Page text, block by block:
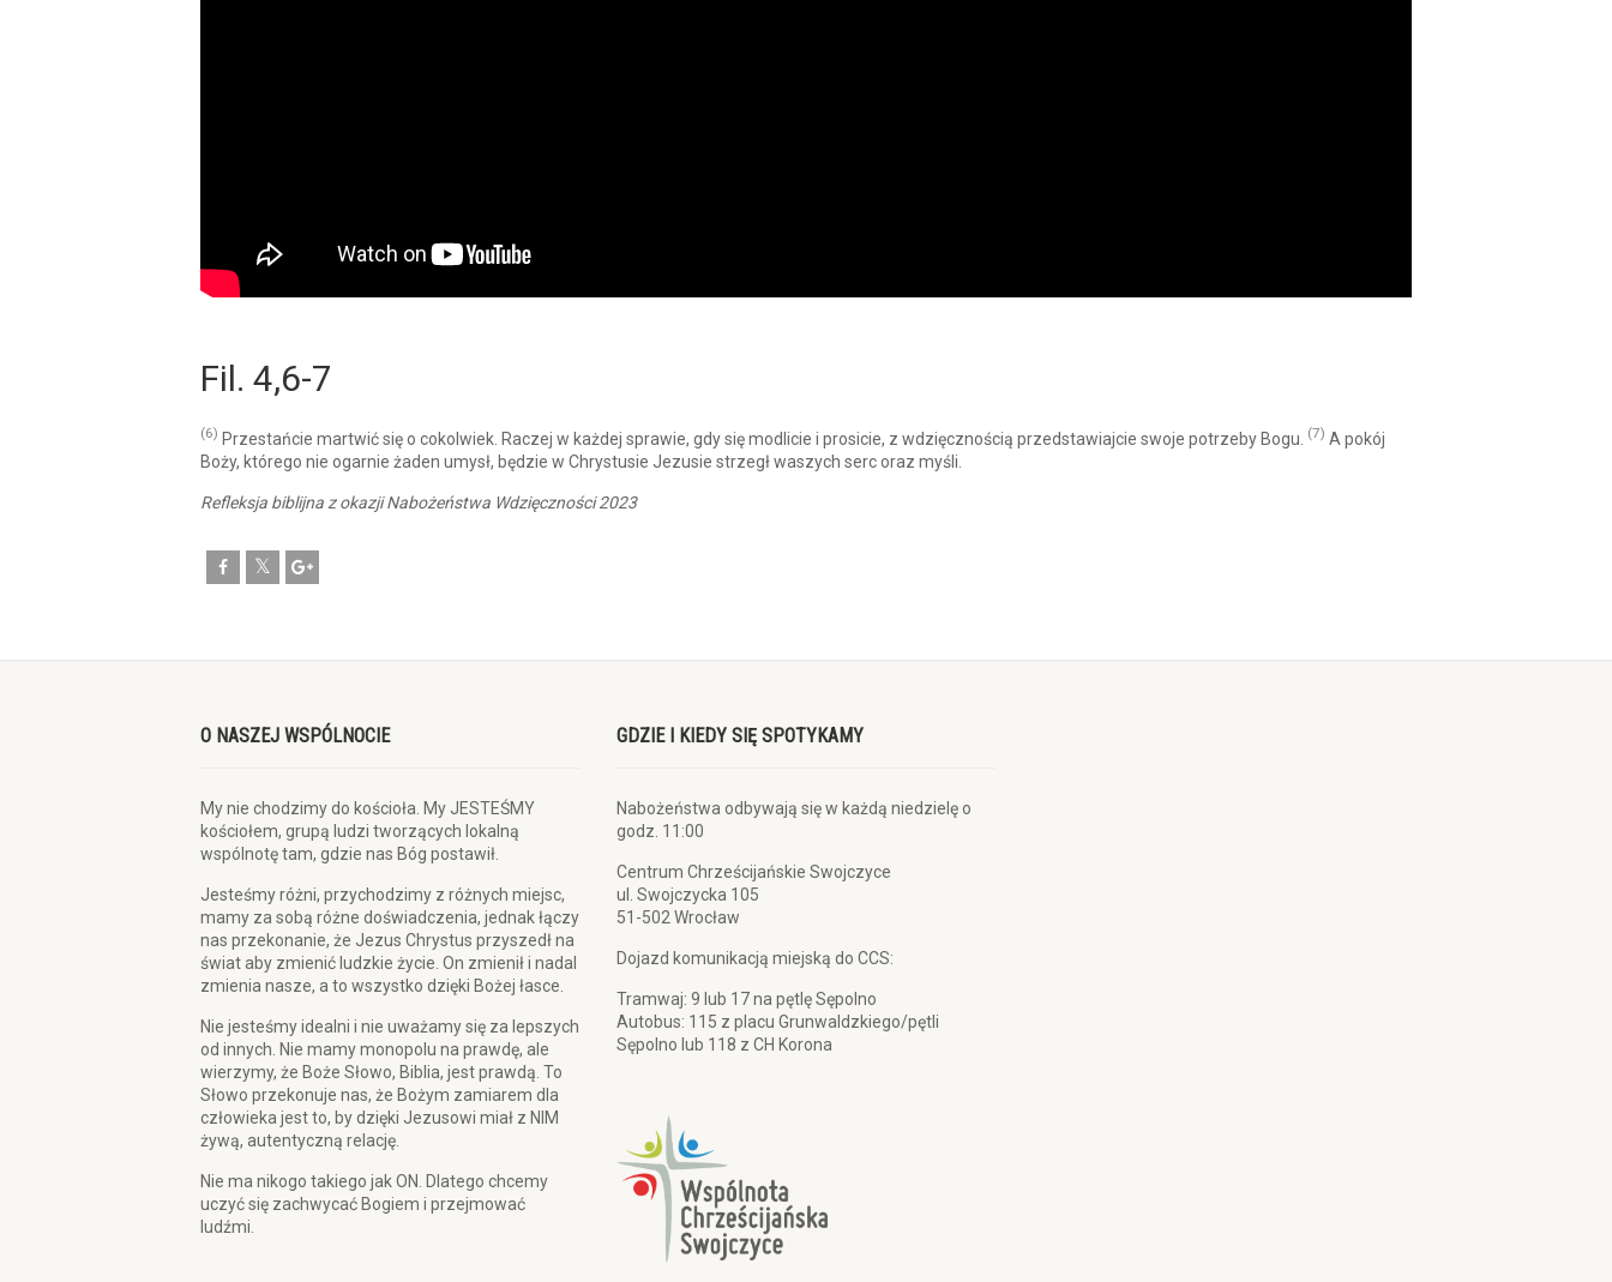
Fil. 4,6-7
(6) Przestańcie martwić się o cokolwiek. Raczej w każdej sprawie, gdy się modlicie i prosicie, z wdzięcznością przedstawiajcie swoje potrzeby Bogu. (7) A pokój
Boży, którego nie ogarnie żaden umysł, będzie w Chrystusie Jezusie strzegł waszych serc oraz myśli.
Refleksja biblijna z okazji Nabożeństwa Wdzięczności 2023
O NASZEJ WSPÓLNOCIE
My nie chodzimy do kościoła. My JESTEŚMY
kościołem, grupą ludzi tworzących lokalną
wspólnotę tam, gdzie nas Bóg postawił.
Jesteśmy różni, przychodzimy z różnych miejsc,
mamy za sobą różne doświadczenia, jednak łączy
nas przekonanie, że Jezus Chrystus przyszedł na
świat aby zmienić ludzkie życie. On zmienił i nadal
zmienia nasze, a to wszystko dzięki Bożej łasce.
Nie jesteśmy idealni i nie uważamy się za lepszych
od innych. Nie mamy monopolu na prawdę, ale
wierzymy, że Boże Słowo, Biblia, jest prawdą. To
Słowo przekonuje nas, że Bożym zamiarem dla
człowieka jest to, by dzięki Jezusowi miał z NIM
żywą, autentyczną relację.
Nie ma nikogo takiego jak ON. Dlatego chcemy
uczyć się zachwycać Bogiem i przejmować
ludźmi.
GDZIE I KIEDY SIĘ SPOTYKAMY
Nabożeństwa odbywają się w każdą niedzielę o
godz. 11:00
Centrum Chrześcijańskie Swojczyce
ul. Swojczycka 105
51-502 Wrocław
Dojazd komunikacją miejską do CCS:
Tramwaj: 9 lub 17 na pętlę Sępolno
Autobus: 115 z placu Grunwaldzkiego/pętli
Sępolno lub 118 z CH Korona